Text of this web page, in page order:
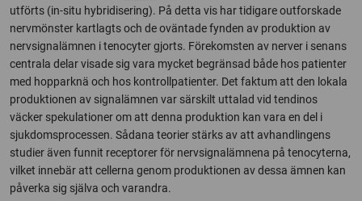
utförts (in-situ hybridisering). På detta vis har tidigare outforskade
nervmönster kartlagts och de oväntade fynden av produktion av
nervsignalämnen i tenocyter gjorts. Förekomsten av nerver i senans
centrala delar visade sig vara mycket begränsad både hos patienter
med hopparknä och hos kontrollpatienter. Det faktum att den lokala
produktionen av signalämnen var särskilt uttalad vid tendinos
väcker spekulationer om att denna produktion kan vara en del i
sjukdomsprocessen. Sådana teorier stärks av att avhandlingens
studier även funnit receptorer för nervsignalämnena på tenocyterna,
vilket innebär att cellerna genom produktionen av dessa ämnen kan
påverka sig själva och varandra.